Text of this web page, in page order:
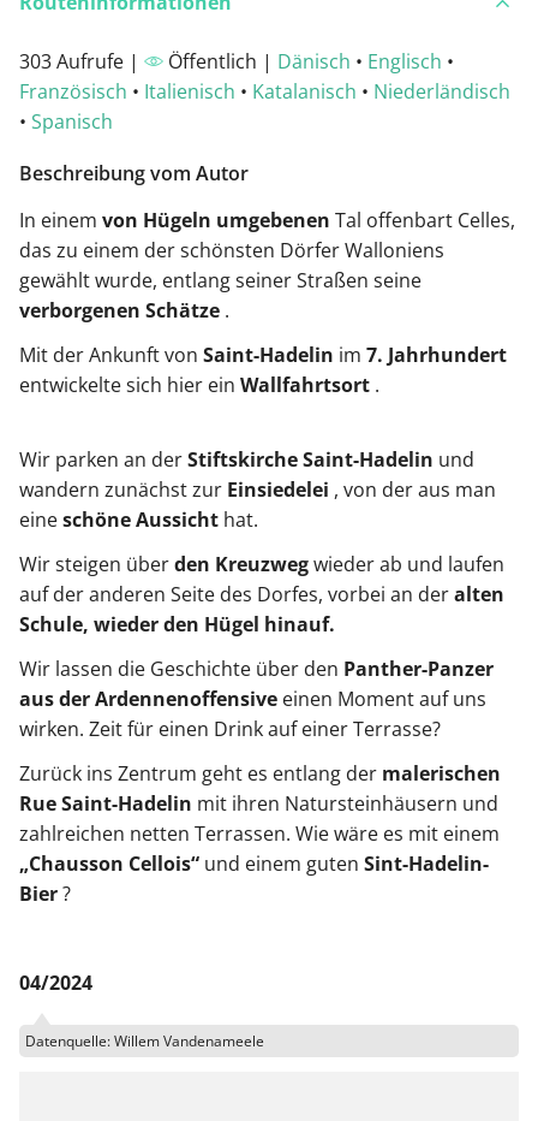
303 Aufrufe | Öffentlich | Dänisch • Englisch •
Französisch • Italienisch • Katalanisch • Niederländisch
• Spanisch
Beschreibung vom Autor
In einem von Hügeln umgebenen Tal offenbart Celles,
das zu einem der schönsten Dörfer Walloniens
gewählt wurde, entlang seiner Straßen seine
verborgenen Schätze .
Mit der Ankunft von Saint-Hadelin im 7. Jahrhundert
entwickelte sich hier ein Wallfahrtsort .
Wir parken an derStiftskirche Saint-Hadelin und
wandern zunächst zur Einsiedelei , von der aus man
eineschöne Aussicht hat.
Wir steigen überden Kreuzwegwieder ab und laufen
auf der anderen Seite des Dorfes, vorbei an deralten
Schule, wieder den Hügel hinauf.
Wir lassen die Geschichte über den Panther-Panzer
aus der Ardennenoffensive einen Moment auf uns
wirken. Zeit für einen Drink auf einer Terrasse?
Zurück ins Zentrum geht es entlang der malerischen
Rue Saint-Hadelin mit ihren Natursteinhäusern und
zahlreichen netten Terrassen. Wie wäre es mit einem
„Chausson Cellois“ und einem guten Sint-Hadelin-
Bier?
04/2024
Datenquelle: Willem Vandenameele